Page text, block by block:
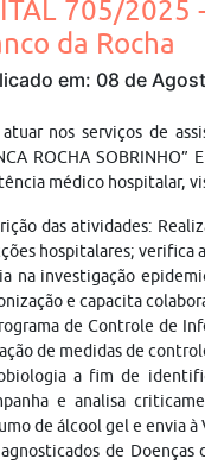
705/2025
da Rocha
em: 08 de
atuar nos serviços de
ROCHA SOBRINHO”
médico hospitalar,
das atividades:
hospitalares; verifica
na investigação
e capacita
de Controle de
de medidas de
a fim de
e analisa
de álcool gel e envia
de